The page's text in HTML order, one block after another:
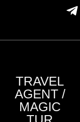
TRAVEL
AGENT /
MAGIC